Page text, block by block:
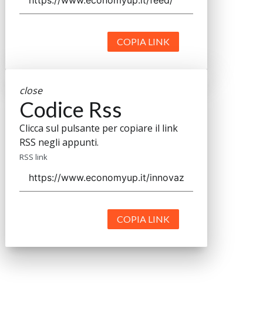
COPIA LINK
close
Codice Rss
Clicca sul pulsante per copiare il link
RSS negli appunti.
RSS link
COPIA LINK